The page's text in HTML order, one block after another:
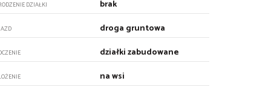
DZIAŁKI brak
droga gruntowa
działki zabudowane
na wsi